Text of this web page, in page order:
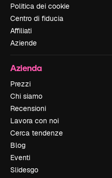
Politica dei cookie
Centro di fiducia
Affiliati
Aziende
Azienda
Prezzi
Chi siamo
Recensioni
Lavora con noi
Cerca tendenze
Blog
Eventi
Slidesgo